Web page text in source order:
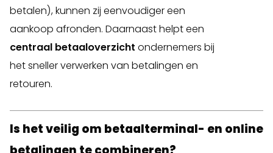
betalen), kunnen zij eenvoudiger een
aankoop afronden. Daarnaast helpt een
centraal betaaloverzicht ondernemers bij
het sneller verwerken van betalingen en
retouren.
Is het veilig om betaalterminal- en online